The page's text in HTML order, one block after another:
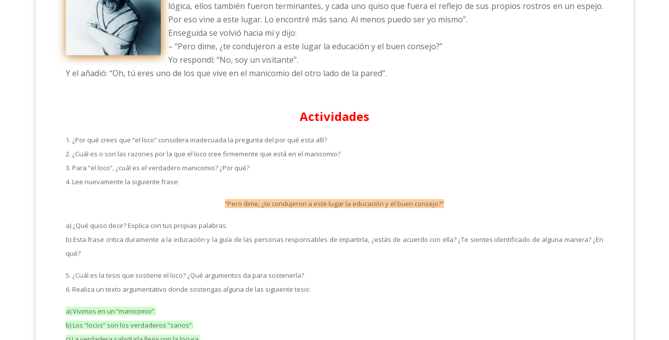
lógica, ellos también fueron terminantes, y cada uno quiso que fuera el reflejo de sus propios rostros en un espejo.
Por eso vine a este lugar. Lo encontré más sano. Al menos puedo ser yo mismo”.
Enseguida se volvió hacia mí y dijo:
– “Pero dime, ¿te condujeron a este lugar la educación y el buen consejo?”
Yo respondí: “No, soy un visitante”.
Y el añadió: “Oh, tú eres uno de los que vive en el manicomio del otro lado de la pared”.
Actividades
1. ¿Por qué crees que “el loco” considera inadecuada la pregunta del por qué esta allí?
2. ¿Cuál es o son las razones por la que el loco cree firmemente que está en el manicomio?
3. Para “el loco”, ¿cuál es el verdadero manicomio? ¿Por qué?
4. Lee nuevamente la siguiente frase:
“Pero dime, ¿te condujeron a este lugar la educación y el buen consejo?”
a) ¿Qué quiso decir? Explica con tus propias palabras.
b) Esta frase critica duramente a la educación y la guía de las personas responsables de impartirla, ¿estás de acuerdo con ella? ¿Te sientes identificado de alguna manera? ¿En
qué?
5. ¿Cuál es la tesis que sostiene el loco? ¿Qué argumentos da para sostenerla?
6. Realiza un texto argumentativo donde sostengas alguna de las siguiente tesis:
a) Vivimos en un “manicomio”.
b) Los “locos” son los verdaderos “sanos”.